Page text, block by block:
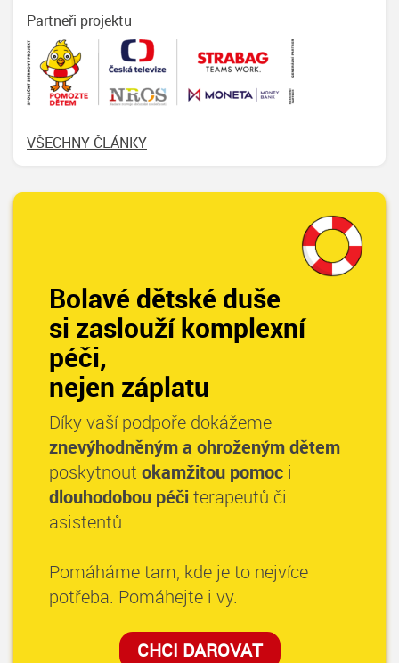
Partneři projektu
VŠECHNY ČLÁNKY
Bolavé dětské duše
si zaslouží komplexní
péči,
nejen záplatu
Díky vaší podpoře dokážeme
znevýhodněným a ohroženým dětem
poskytnout okamžitou pomoc i
dlouhodobou péči terapeutů či
asistentů.
Pomáháme tam, kde je to nejvíce
potřeba. Pomáhejte i vy.
CHCI DAROVAT